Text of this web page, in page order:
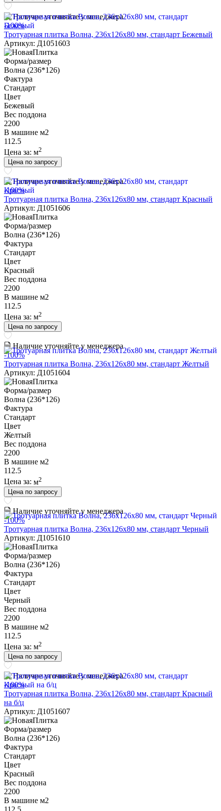
Наличие уточняйте у менеджера
-100%
Тротуарная плитка Волна, 236х126х80 мм, стандарт Бежевый
Артикул: Д1051603
Форма/размер
Волна (236*126)
Фактура
Стандарт
Цвет
Бежевый
Вес поддона
2200
В машине м2
112.5
Цена за: м2
Цена по запросу
Наличие уточняйте у менеджера
-100%
Тротуарная плитка Волна, 236х126х80 мм, стандарт Красный
Артикул: Д1051606
Форма/размер
Волна (236*126)
Фактура
Стандарт
Цвет
Красный
Вес поддона
2200
В машине м2
112.5
Цена за: м2
Цена по запросу
Наличие уточняйте у менеджера
-100%
Тротуарная плитка Волна, 236х126х80 мм, стандарт Желтый
Артикул: Д1051604
Форма/размер
Волна (236*126)
Фактура
Стандарт
Цвет
Желтый
Вес поддона
2200
В машине м2
112.5
Цена за: м2
Цена по запросу
Наличие уточняйте у менеджера
-100%
Тротуарная плитка Волна, 236х126х80 мм, стандарт Черный
Артикул: Д1051610
Форма/размер
Волна (236*126)
Фактура
Стандарт
Цвет
Черный
Вес поддона
2200
В машине м2
112.5
Цена за: м2
Цена по запросу
Наличие уточняйте у менеджера
-100%
Тротуарная плитка Волна, 236х126х80 мм, стандарт Красный
на б/ц
Артикул: Д1051607
Форма/размер
Волна (236*126)
Фактура
Стандарт
Цвет
Красный
Вес поддона
2200
В машине м2
112.5